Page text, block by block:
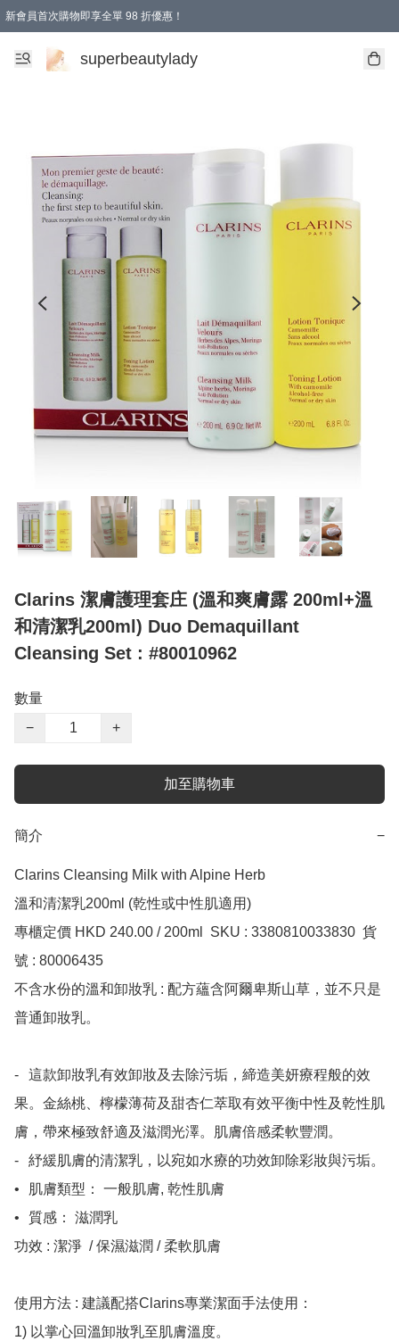
新會員首次購物即享全單 98 折優惠！
會員折扣優惠
superbeautylady
Clarins 潔膚護理套庄 (溫和爽膚露 200ml+溫
和清潔乳200ml) Duo Demaquillant
Cleansing Set : #80010962
數量
−
+
加至購物車
簡介 −
Clarins Cleansing Milk with Alpine Herb
溫和清潔乳200ml (乾性或中性肌適用)
專櫃定價 HKD 240.00 / 200ml  SKU : 3380810033830  貨
號 : 80006435
不含水份的溫和卸妝乳 : 配方蘊含阿爾卑斯山草，並不只是
普通卸妝乳。
-	這款卸妝乳有效卸妝及去除污垢，締造美妍療程般的效
果。金絲桃、檸檬薄荷及甜杏仁萃取有效平衡中性及乾性肌
膚，帶來極致舒適及滋潤光澤。肌膚倍感柔軟豐潤。
-	紓緩肌膚的清潔乳，以宛如水療的功效卸除彩妝與污垢。
•	肌膚類型： 一般肌膚, 乾性肌膚
•	質感： 滋潤乳
功效 : 潔淨  / 保濕滋潤 / 柔軟肌膚
使用方法 : 建議配搭Clarins專業潔面手法使用：
1) 以掌心回溫卸妝乳至肌膚溫度。